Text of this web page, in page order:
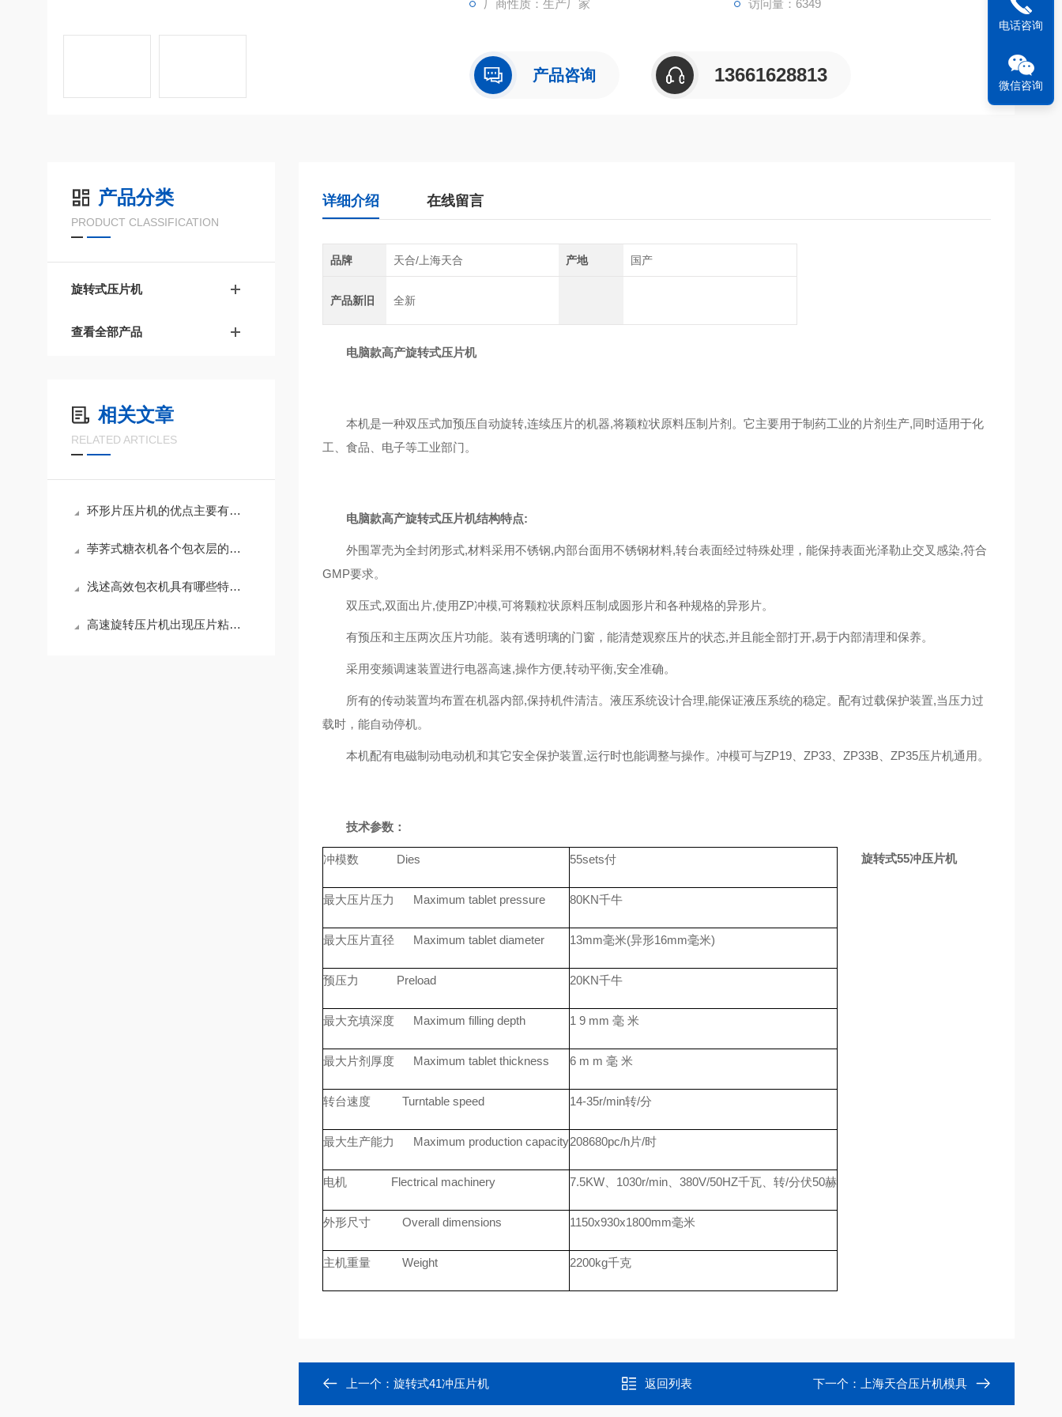
厂商性质：生产厂家 访问量：6349
产品咨询 13661628813
产品分类
PRODUCT CLASSIFICATION
旋转式压片机
查看全部产品
相关文章
RELATED ARTICLES
环形片压片机的优点主要有以下几点
荸荠式糖衣机各个包衣层的作用
浅述高效包衣机具有哪些特点？
高速旋转压片机出现压片粘冲要如何解决？
详细介绍 在线留言
品牌 天合/上海天合 产地 国产
产品新旧 全新
电脑款高产旋转式压片机
本机是一种双压式加预压自动旋转,连续压片的机器,将颖粒状原料压制片剂。它主要用于制药工业的片剂生产,同时适用于化
工、食品、电子等工业部门。
电脑款高产旋转式压片机结构特点:
外围罩壳为全封闭形式,材料采用不锈钢,内部台面用不锈钢材料,转台表面经过特殊处理，能保持表面光泽勒止交叉感染,符合
GMP要求。
双压式,双面出片,使用ZP冲模,可将颗粒状原料压制成圆形片和各种规格的异形片。
有预压和主压两次压片功能。装有透明璃的门窗，能清楚观察压片的状态,并且能全部打开,易于内部清理和保养。
采用变频调速装置进行电器高速,操作方便,转动平衡,安全准确。
所有的传动装置均布置在机器内部,保持机件清洁。液压系统设计合理,能保证液压系统的稳定。配有过载保护装置,当压力过
载时，能自动停机。
本机配有电磁制动电动机和其它安全保护装置,运行时也能调整与操作。冲模可与ZP19、ZP33、ZP33B、ZP35压片机通用。
技术参数：
冲模数 Dies 55sets付
最大压片压力 Maximum tablet pressure 80KN千牛
最大压片直径 Maximum tablet diameter 13mm毫米(异形16mm毫米)
预压力 Preload 20KN千牛
最大充填深度 Maximum filling depth 1 9 mm 毫 米
最大片剂厚度 Maximum tablet thickness 6 m m 毫 米
转台速度 Turntable speed 14-35r/min转/分
最大生产能力 Maximum production capacity208680pc/h片/时
电机 Flectrical machinery 7.5KW、1030r/min、380V/50HZ千瓦、转/分伏50赫
外形尺寸 Overall dimensions 1150x930x1800mm毫米
主机重量 Weight 2200kg千克
旋转式55冲压片机
上一个： 旋转式41冲压片机 返回列表 下一个： 上海天合压片机模具
电话咨询
微信咨询